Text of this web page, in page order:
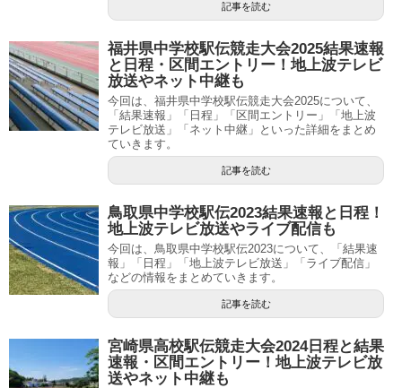
記事を読む
福井県中学校駅伝競走大会2025結果速報
と日程・区間エントリー！地上波テレビ
放送やネット中継も
今回は、福井県中学校駅伝競走大会2025について、
「結果速報」「日程」「区間エントリー」「地上波
テレビ放送」「ネット中継」といった詳細をまとめ
ていきます。
記事を読む
鳥取県中学校駅伝2023結果速報と日程！
地上波テレビ放送やライブ配信も
今回は、鳥取県中学校駅伝2023について、「結果速
報」「日程」「地上波テレビ放送」「ライブ配信」
などの情報をまとめていきます。
記事を読む
宮崎県高校駅伝競走大会2024日程と結果
速報・区間エントリー！地上波テレビ放
送やネット中継も